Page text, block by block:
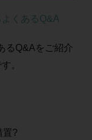
るQ&Aをご紹介
。
置?